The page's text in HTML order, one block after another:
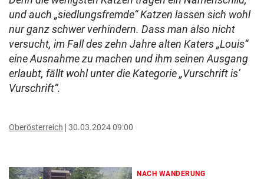
und auch „siedlungsfremde“ Katzen lassen sich wohl
nur ganz schwer verhindern. Dass man also nicht
versucht, im Fall des zehn Jahre alten Katers „Louis“
eine Ausnahme zu machen und ihm seinen Ausgang
erlaubt, fällt wohl unter die Kategorie „Vurschrift is’
Vurschrift“.
Oberösterreich 30.03.2024 09:00
NACH WANDERUNG